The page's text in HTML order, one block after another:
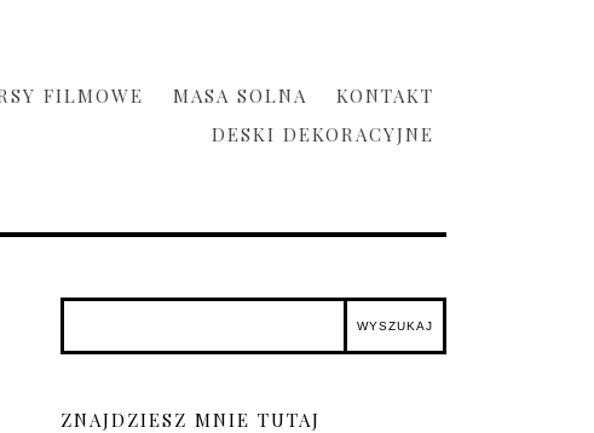
FILMOWE MASA SOLNA
KONTAKT
DESKI DEKORACYJNE
ZNAJDZIESZ MNIE TUTAJ